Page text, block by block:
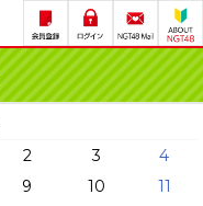
2 3
4
9 10
11